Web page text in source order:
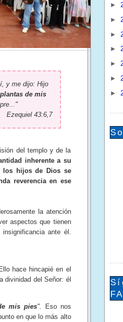
y me dijo: Hijo
de mis
Ezequiel 43:6,7
del templo y de la
inherente a su
los hijos de Dios se
reverencia en ese
la atención
aspectos que tienen
ante él.
Ello hace hincapié en el
divinidad del Señor: él
mis pies".
Eso nos
en que lo más alto
►
►
►
►
►
►
►